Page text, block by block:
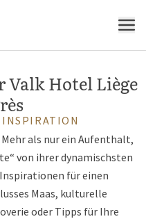
MENÜ
Valk Hotel Liège
als nur ein Aufenthalt,
von ihrer dynamischsten
für einen
Maas, kulturelle
oder Tipps für Ihre